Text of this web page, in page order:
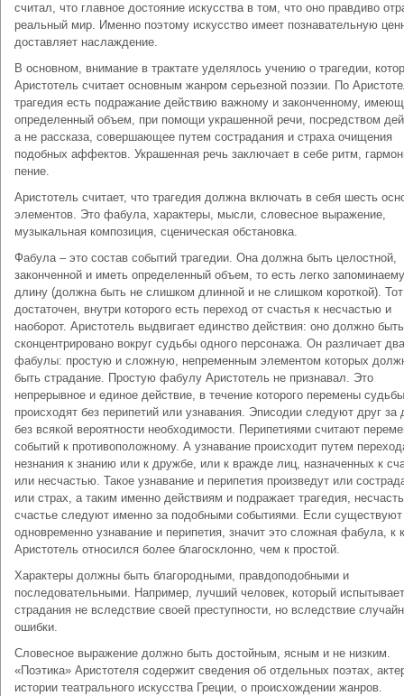
считал, что главное достояние искусства в том, что оно правдиво
реальный мир. Именно поэтому искусство имеет познавательную
доставляет наслаждение.
В основном, внимание в трактате уделялось учению о трагедии,
Аристотель считает основным жанром серьезной поэзии. По
трагедия есть подражание действию важному и законченному,
определенный объем, при помощи украшенной речи, посредством
а не рассказа, совершающее путем сострадания и страха очищения
подобных аффектов. Украшенная речь заключает в себе ритм,
пение.
Аристотель считает, что трагедия должна включать в себя шесть
элементов. Это фабула, характеры, мысли, словесное выражение,
музыкальная композиция, сценическая обстановка.
Фабула – это состав событий трагедии. Она должна быть целостной,
законченной и иметь определенный объем, то есть легко
длину (должна быть не слишком длинной и не слишком короткой).
достаточен, внутри которого есть переход от счастья к несчастью и
наоборот. Аристотель выдвигает единство действия: оно должно быть
сконцентрировано вокруг судьбы одного персонажа. Он различает
фабулы: простую и сложную, непременным элементом которых
быть страдание. Простую фабулу Аристотель не признавал. Это
непрерывное и единое действие, в течение которого перемены судьбы
происходят без перипетий или узнавания. Эписодии следуют друг за
без всякой вероятности необходимости. Перипетиями считают
событий к противоположному. А узнавание происходит путем
незнания к знанию или к дружбе, или к вражде лиц, назначенных к
или несчастью. Такое узнавание и перипетия произведут или
или страх, а таким именно действиям и подражает трагедия,
счастье следуют именно за подобными событиями. Если существуют
одновременно узнавание и перипетия, значит это сложная фабула, к
Аристотель относился более благосклонно, чем к простой.
Характеры должны быть благородными, правдоподобными и
последовательными. Например, лучший человек, который испытывает
страдания не вследствие своей преступности, но вследствие
ошибки.
Словесное выражение должно быть достойным, ясным и не низким.
«Поэтика» Аристотеля содержит сведения об отдельных поэтах,
истории театрального искусства Греции, о происхождении жанров.